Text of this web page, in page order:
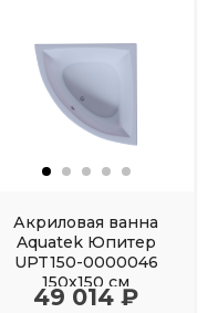
Акриловая ванна
Aquatek Юпитер
UPT150-0000046
150х150 см
49 014 ₽